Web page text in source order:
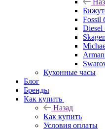
Fossil
Diesel
Кухонные часы
Блог
Бренды
Как купить
Назад
Как купить
Условия оплаты